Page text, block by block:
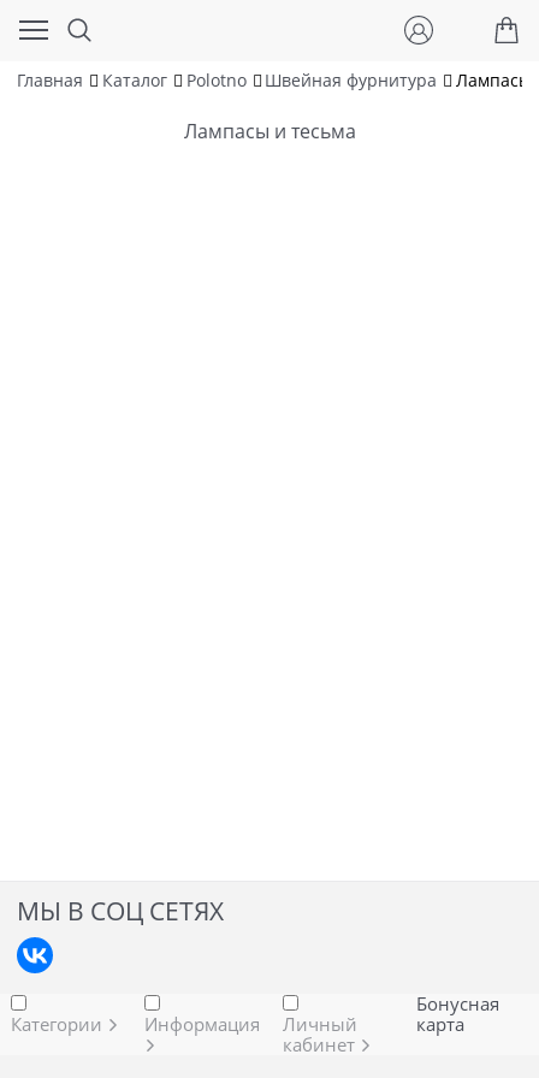
Главная Каталог Polotno Швейная фурнитура Лампасы
Лампасы и тесьма
МЫ В СОЦ СЕТЯХ
Категории Информация
Личный
кабинет
Бонусная
карта